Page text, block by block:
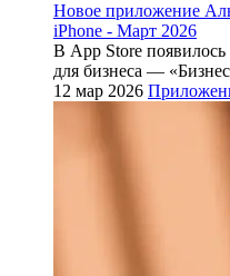
Новое приложение
iPhone - Март 2026
В App Store
для бизнеса — «Бизнес
12 мар 2026